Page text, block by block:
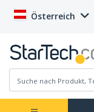
Österreich